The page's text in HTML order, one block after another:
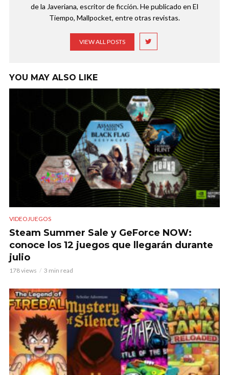
de la Javeriana, escritor de ficción. He publicado en El
Tiempo, Mallpocket, entre otras revistas.
VIEW ALL POSTS
YOU MAY ALSO LIKE
VIDEOJUEGOS
Steam Summer Sale y GeForce NOW:
conoce los 12 juegos que llegarán durante
julio
178 views 3 min read